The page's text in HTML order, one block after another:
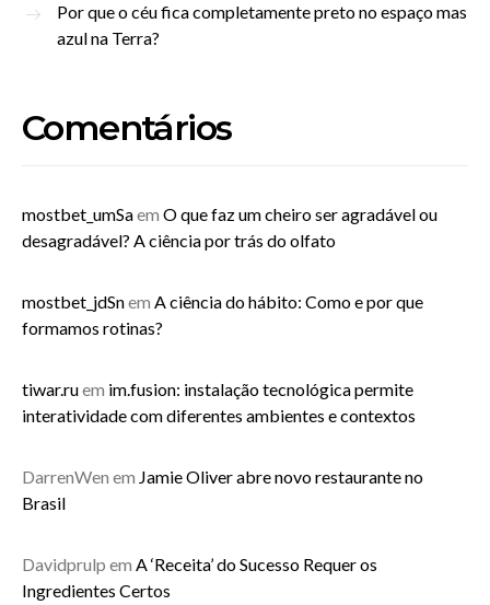
Por que o céu fica completamente preto no espaço mas
azul na Terra?
Comentários
mostbet_umSaem O que faz um cheiro ser agradável ou
desagradável? A ciência por trás do olfato
mostbet_jdSnem A ciência do hábito: Como e por que
formamos rotinas?
tiwar.ruem im.fusion: instalação tecnológica permite
interatividade com diferentes ambientes e contextos
DarrenWen em Jamie Oliver abre novo restaurante no
Brasil
Davidprulp em A ‘Receita’ do Sucesso Requer os
Ingredientes Certos